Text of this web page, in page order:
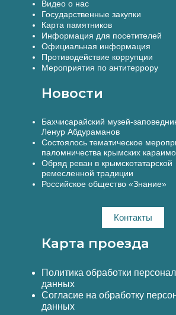
Видео о нас
Государственные закупки
Карта памятников
Информация для посетителей
Официальная информация
Противодействие коррупции
Мероприятия по антитеррору
Новости
Бахчисарайский музей-
Ленур Абдураманов
Состоялось тематическое
паломничества крымских
Обряд реван в крымскотатарской
ремесленной традиции
Российское общество «Знание»
Контакты
Карта проезда
Политика обработки
данных
Согласие на обработку
данных